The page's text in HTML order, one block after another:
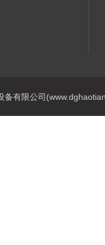
备有限公司